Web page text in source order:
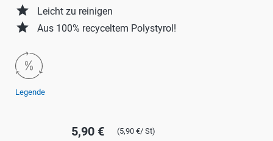
grade Leicht zu reinigen
grade Aus 100% recyceltem Polystyrol!
Legende
5,90 € (5,90 €/ St)